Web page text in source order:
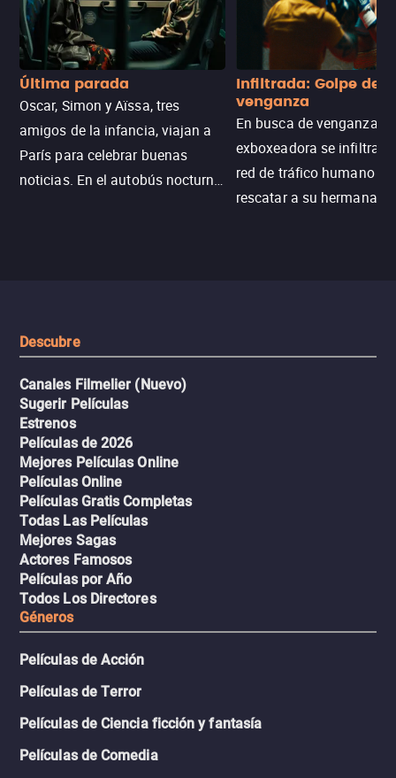
Última parada
Oscar, Simon y Aïssa, tres
amigos de la infancia, viajan a
París para celebrar buenas
noticias. En el autobús nocturno
Infiltrada: Golpe de
venganza
En busca de venganza,
exboxeadora se infiltra
red de tráfico humano
rescatar a su hermana
Descubre
Canales Filmelier (Nuevo)
Sugerir Películas
Estrenos
Películas de 2026
Mejores Películas Online
Películas Online
Películas Gratis Completas
Todas Las Películas
Mejores Sagas
Actores Famosos
Películas por Año
Todos Los Directores
Géneros
Películas de Acción
Películas de Terror
Películas de Ciencia ficción y fantasía
Películas de Comedia